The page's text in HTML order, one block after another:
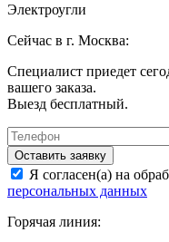
Электроугли
Сейчас в г. Москва:
Специалист приедет
вашего заказа.
Выезд бесплатный.
Оставить заявку
Я согласен(а) на
персональных данных
Горячая линия: